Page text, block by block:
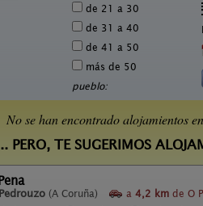
de 21 a 30
de 31 a 40
de 41 a 50
más de 50
pueblo:
No se han encontrado alojamientos en
PERO, TE SUGERIMOS
Pedrouzo (A Coruña) a 4,2 km de O